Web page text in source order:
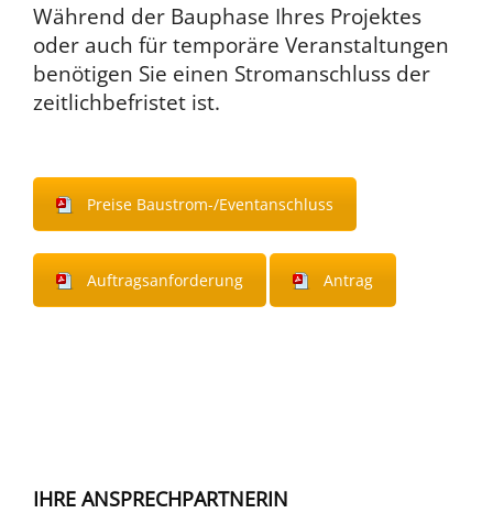
Während der Bauphase Ihres Projektes
oder auch für temporäre Veranstaltungen
benötigen Sie einen Stromanschluss der
zeitlichbefristet ist.
Preise Baustrom-/Eventanschluss
Auftragsanforderung Antrag
IHRE ANSPRECHPARTNERIN